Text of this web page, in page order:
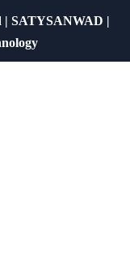
| SATYSANWAD |